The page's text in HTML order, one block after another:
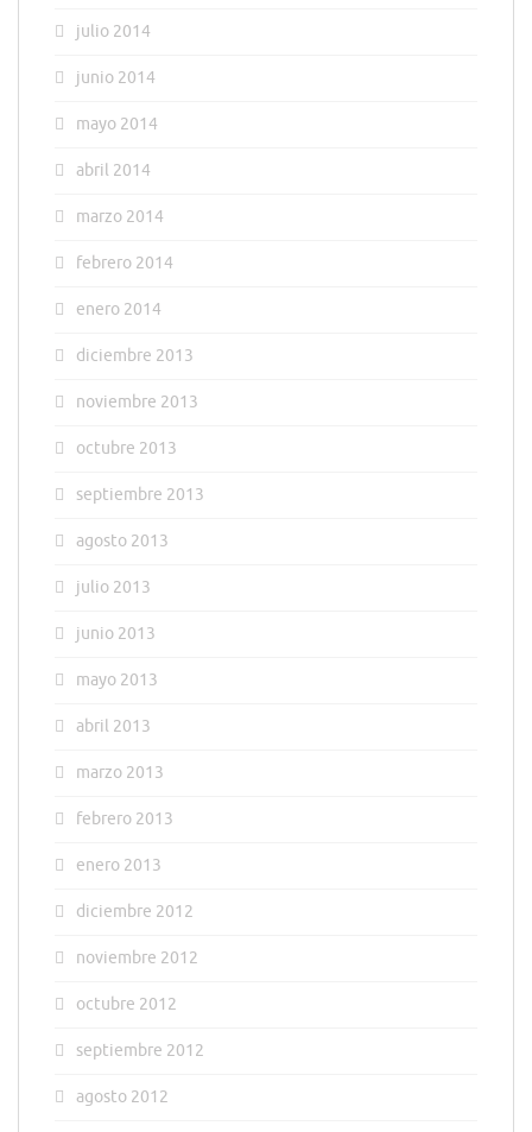
julio 2014
junio 2014
mayo 2014
abril 2014
marzo 2014
febrero 2014
enero 2014
diciembre 2013
noviembre 2013
octubre 2013
septiembre 2013
agosto 2013
julio 2013
junio 2013
mayo 2013
abril 2013
marzo 2013
febrero 2013
enero 2013
diciembre 2012
noviembre 2012
octubre 2012
septiembre 2012
agosto 2012